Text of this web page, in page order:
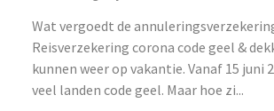
Wat vergoedt de
Reisverzekering corona code geel &
kunnen weer op vakantie. Vanaf 15 juni
veel landen code geel. Maar hoe zi...